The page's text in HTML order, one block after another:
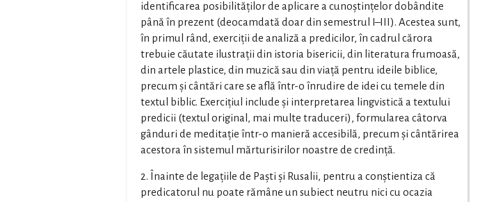
identificarea posibilităților de aplicare a cunoștințelor dobândite
până în prezent (deocamdată doar din semestrul I–III). Acestea sunt,
în primul rând, exerciții de analiză a predicilor, în cadrul cărora
trebuie căutate ilustrații din istoria bisericii, din literatura frumoasă,
din artele plastice, din muzică sau din viață pentru ideile biblice,
precum și cântări care se află într-o înrudire de idei cu temele din
textul biblic. Exercițiul include și interpretarea lingvistică a textului
predicii (textul original, mai multe traduceri), formularea câtorva
gânduri de meditație într-o manieră accesibilă, precum și cântărirea
acestora în sistemul mărturisirilor noastre de credință.
2. Înainte de legațiile de Paști și Rusalii, pentru a conștientiza că
predicatorul nu poate rămâne un subiect neutru nici cu ocazia